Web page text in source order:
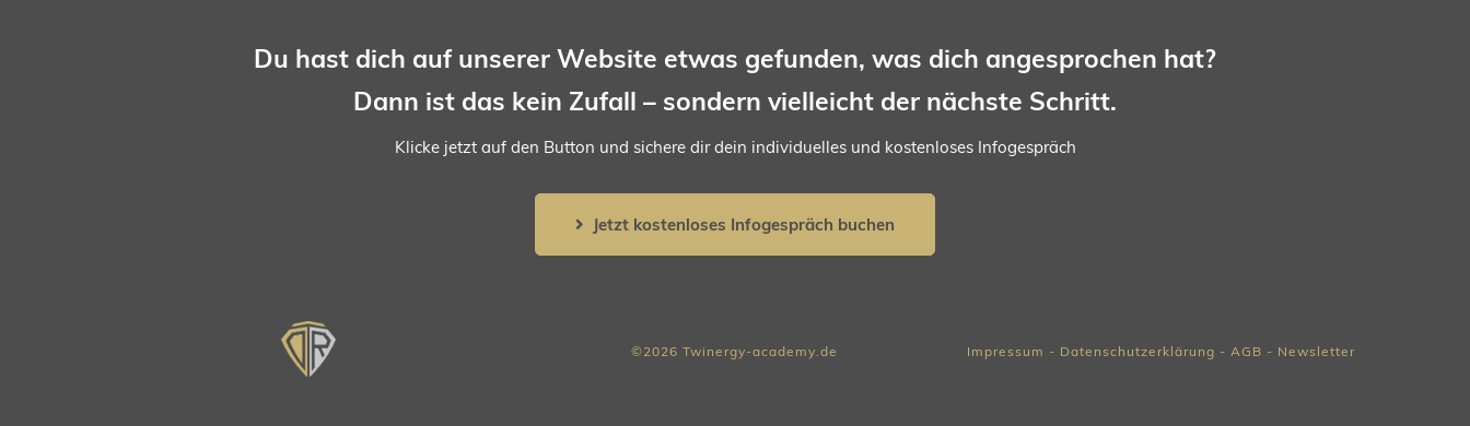
Du hast dich auf unserer Website etwas gefunden, was dich angesprochen hat?
Dann ist das kein Zufall – sondern vielleicht der nächste Schritt.
Klicke jetzt auf den Button und sichere dir dein individuelles und kostenloses Infogespräch
Jetzt kostenloses Infogespräch buchen
©2026 Twinergy-academy.de Impressum - Datenschutzerklärung -AGB - Newslette r